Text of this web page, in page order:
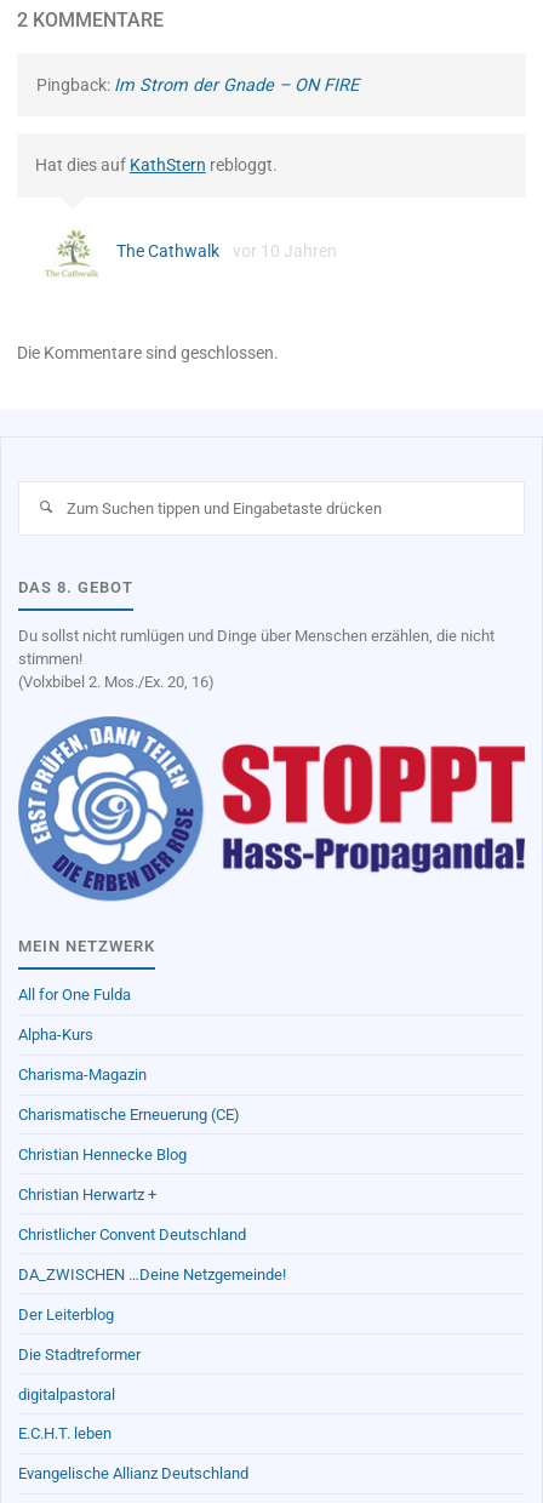
2 KOMMENTARE
Pingback: Im Strom der Gnade – ON FIRE
Hat dies auf KathStern rebloggt.
The Cathwalk vor 10 Jahren
Die Kommentare sind geschlossen.
DAS 8. GEBOT
Du sollst nicht rumlügen und Dinge über Menschen erzählen, die nicht
stimmen!
(Volxbibel 2. Mos./Ex. 20, 16)
MEIN NETZWERK
All for One Fulda
Alpha-Kurs
Charisma-Magazin
Charismatische Erneuerung (CE)
Christian Hennecke Blog
Christian Herwartz +
Christlicher Convent Deutschland
DA_ZWISCHEN …Deine Netzgemeinde!
Der Leiterblog
Die Stadtreformer
digitalpastoral
E.C.H.T. leben
Evangelische Allianz Deutschland